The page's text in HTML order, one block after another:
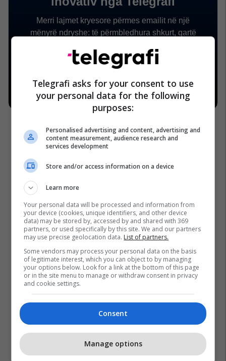
Astronautët Artemis Ii Ushqimi
Telegrafi asks for your consent to use
your personal data for the following
purposes:
Personalised advertising and content, advertising and
content measurement, audience research and
services development
Store and/or access information on a device
Learn more
Your personal data will be processed and information from
your device (cookies, unique identifiers, and other device
data) may be stored by, accessed by and shared with 369
partners, or used specifically by this site. We and our partners
may use precise geolocation data. List of partners.
Some vendors may process your personal data on the basis
of legitimate interest, which you can object to by managing
your options below. Look for a link at the bottom of this page
or in the site menu to manage or withdraw consent in privacy
and cookie settings.
Consent
Manage options